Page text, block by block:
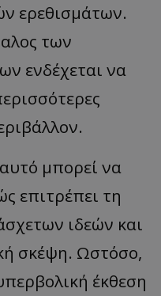
ερεθισμάτων.
των
ενδέχεται να
μπορεί να
επιτρέπει τη
ιδεών και
σκέψη. Ωστόσο,
έκθεση